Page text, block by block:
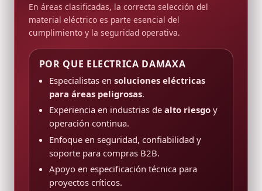
En áreas clasificadas, la correcta selección del
material eléctrico es parte esencial del
cumplimiento y la seguridad operativa.
POR QUE ELECTRICA DAMAXA
Especialistas en soluciones eléctricas
para áreas peligrosas.
Experiencia en industrias de alto riesgoy
operación continua.
Enfoque en seguridad, confiabilidad y
soporte para compras B2B.
Apoyo en especificación técnica para
proyectos críticos.